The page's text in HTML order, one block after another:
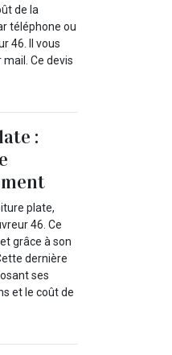
de la
téléphone ou
46. Il vous
Ce devis
:
plate,
46. Ce
grâce à son
dernière
ses
et le coût de